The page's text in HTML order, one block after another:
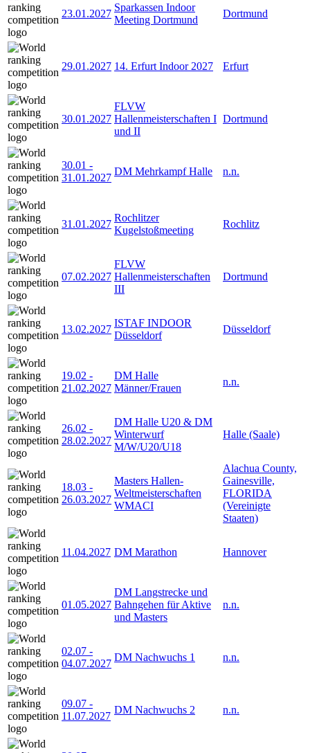
23.01.2027
Sparkassen Indoor
Meeting Dortmund
Dortmund
29.01.2027 14. Erfurt Indoor 2027 Erfurt
30.01.2027
FLVW
Hallenmeisterschaften I
und II
Dortmund
30.01 -
31.01.2027
DM Mehrkampf Halle n.n.
31.01.2027
Rochlitzer
Kugelstoßmeeting
Rochlitz
07.02.2027
FLVW
Hallenmeisterschaften
III
Dortmund
13.02.2027
ISTAF INDOOR
Düsseldorf
Düsseldorf
19.02 -
21.02.2027
DM Halle
Männer/Frauen
n.n.
26.02 -
28.02.2027
DM Halle U20 & DM
Winterwurf
M/W/U20/U18
Halle (Saale)
18.03 -
26.03.2027
Masters Hallen-
Weltmeisterschaften
WMACI
Alachua County,
Gainesville,
FLORIDA
(Vereinigte
Staaten)
11.04.2027 DM Marathon Hannover
01.05.2027
DM Langstrecke und
Bahngehen für Aktive
und Masters
n.n.
02.07 -
04.07.2027
DM Nachwuchs 1 n.n.
09.07 -
11.07.2027
DM Nachwuchs 2 n.n.